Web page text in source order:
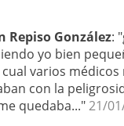
Repiso González:
yo bien
varios
con la
quedaba..."21/